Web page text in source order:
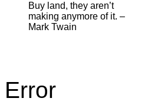
Buy land, they aren’t
making anymore of it. –
Mark Twain
Error